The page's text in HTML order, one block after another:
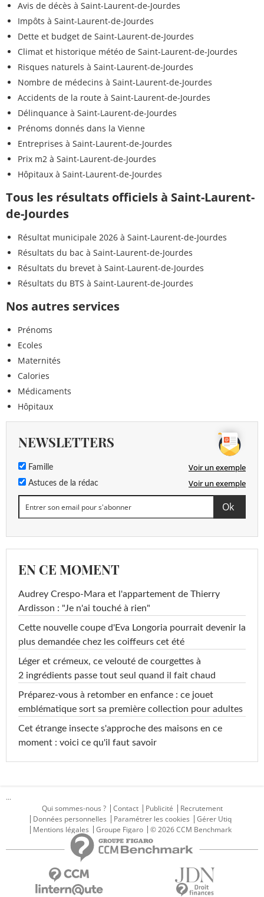
Avis de décès à Saint-Laurent-de-Jourdes
Impôts à Saint-Laurent-de-Jourdes
Dette et budget de Saint-Laurent-de-Jourdes
Climat et historique météo de Saint-Laurent-de-Jourdes
Risques naturels à Saint-Laurent-de-Jourdes
Nombre de médecins à Saint-Laurent-de-Jourdes
Accidents de la route à Saint-Laurent-de-Jourdes
Délinquance à Saint-Laurent-de-Jourdes
Prénoms donnés dans la Vienne
Entreprises à Saint-Laurent-de-Jourdes
Prix m2 à Saint-Laurent-de-Jourdes
Hôpitaux à Saint-Laurent-de-Jourdes
Tous les résultats officiels à Saint-Laurent-
de-Jourdes
Résultat municipale 2026 à Saint-Laurent-de-Jourdes
Résultats du bac à Saint-Laurent-de-Jourdes
Résultats du brevet à Saint-Laurent-de-Jourdes
Résultats du BTS à Saint-Laurent-de-Jourdes
Nos autres services
Prénoms
Ecoles
Maternités
Calories
Médicaments
Hôpitaux
NEWSLETTERS
Famille Voir un exemple
Astuces de la rédac Voir un exemple
EN CE MOMENT
Audrey Crespo-Mara et l'appartement de Thierry
Ardisson : "Je n'ai touché à rien"
Cette nouvelle coupe d'Eva Longoria pourrait devenir la
plus demandée chez les coiffeurs cet été
Léger et crémeux, ce velouté de courgettes à
2 ingrédients passe tout seul quand il fait chaud
Préparez-vous à retomber en enfance : ce jouet
emblématique sort sa première collection pour adultes
Cet étrange insecte s'approche des maisons en ce
moment : voici ce qu'il faut savoir
...
Qui sommes-nous ?
Contact Publicité
Recrutement
Données personnelles
Paramétrer les cookies
Gérer Utiq
Mentions légales
Groupe Figaro © 2026 CCM Benchmark